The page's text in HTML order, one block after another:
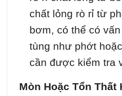
chất lỏng rò rỉ từ
bơm, có thể có
tùng như phớt
cần được kiểm tra
Mòn Hoặc Tổn